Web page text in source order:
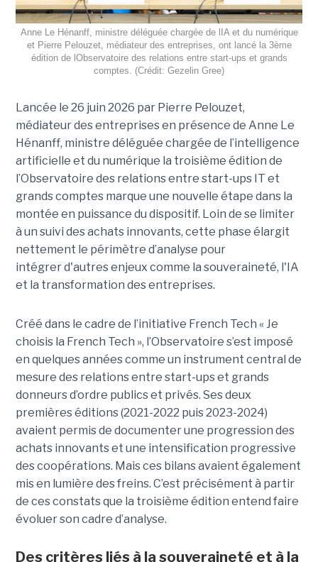
Anne Le Hénanff, ministre déléguée chargée de lIA et du numérique
et Pierre Pelouzet, médiateur des entreprises, ont lancé la 3ème
édition de lObservatoire des relations entre start-ups et grands
comptes. (Crédit: Gezelin Gree)
Lancée le 26 juin 2026 par Pierre Pelouzet,
médiateur des entreprises en présence de Anne Le
Hénanff, ministre déléguée chargée de l’intelligence
artificielle et du numérique la troisième édition de
l’Observatoire des relations entre start-ups IT et
grands comptes marque une nouvelle étape dans la
montée en puissance du dispositif. Loin de se limiter
à un suivi des achats innovants, cette phase élargit
nettement le périmètre d’analyse pour
intégrer d'autres enjeux comme la souveraineté, l'IA
et la transformation des entreprises.
Créé dans le cadre de l’initiative French Tech « Je
choisis la French Tech », l’Observatoire s’est imposé
en quelques années comme un instrument central de
mesure des relations entre start-ups et grands
donneurs d’ordre publics et privés. Ses deux
premières éditions (2021-2022 puis 2023-2024)
avaient permis de documenter une progression des
achats innovants et une intensification progressive
des coopérations. Mais ces bilans avaient également
mis en lumière des freins. C’est précisément à partir
de ces constats que la troisième édition entend faire
évoluer son cadre d’analyse.
Des critères liés à la souveraineté et à la